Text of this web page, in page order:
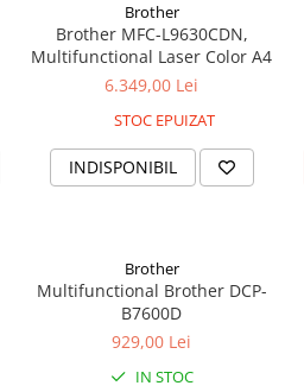
Brother
Brother MFC-L9630CDN,
Multifunctional Laser Color A4
6.349,00 Lei
STOC EPUIZAT
INDISPONIBIL
Brother
Multifunctional Brother DCP-
B7600D
929,00 Lei
IN STOC